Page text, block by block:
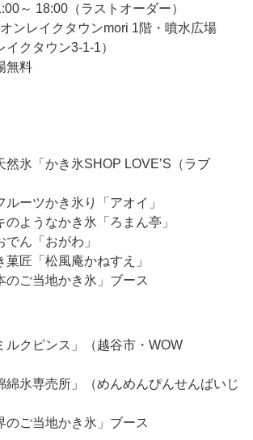
～ 18:00（ラストオーダー）
ンレイクタウンmori 1階・噴水広場
イクタウン3-1-1）
無料
氷「かき氷SHOP LOVE’S（ラブ
ーツかき氷り「アオイ」
ようなかき氷「ろまん亭」
でん「おがわ」
菓匠「松風庵かねすえ」
ご当地かき氷」ブース
クピンス」（越谷市・WOW
氷専売所」（めんめんぴんせんばいじ
ご当地かき氷」ブース